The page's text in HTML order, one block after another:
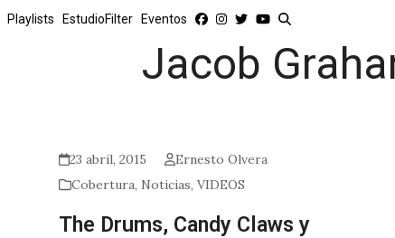
Playlists EstudioFilter Eventos
Jacob
23 abril, 2015
Ernesto Olvera
Cobertura, Noticias, VIDEOS
The Drums, Candy Claws y